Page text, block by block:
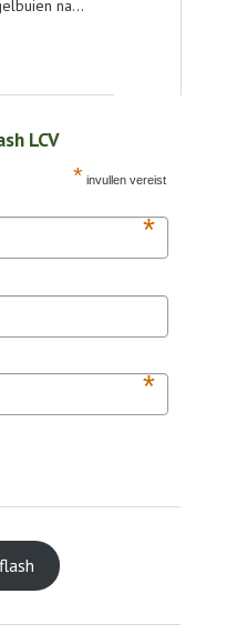
na…
LCV
* invullen vereist
*
*